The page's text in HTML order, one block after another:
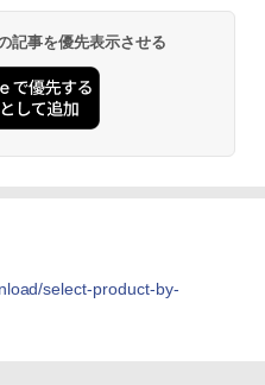
記事を優先表示させる
select-product-by-